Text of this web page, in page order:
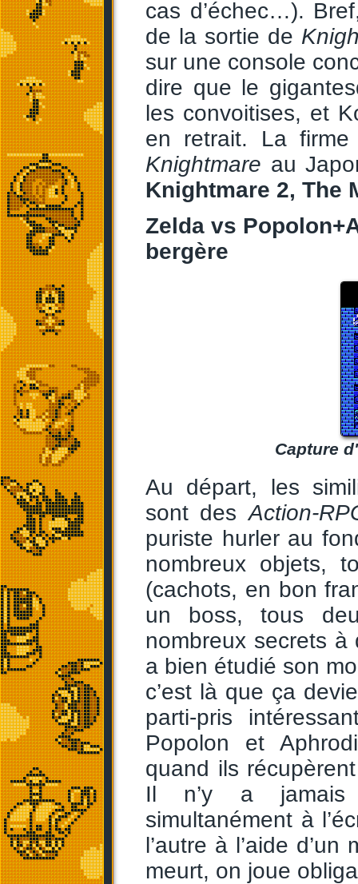
cas d’échec…).
de la sortie de
sur une console
dire que le
les convoitises, et
en retrait. La firme
Knightmare au
Knightmare 2, The
Zelda vs
bergère
Capture
Au départ, les
sont desAction-
puriste hurler au
nombreux objets,
(cachots, en bon
un boss, tous
nombreux secrets
a bien étudié son
c’est là que ça
parti-pris
Popolon et
quand ils
Il n’y a jamais
simultanément à
l’autre à l’aide
meurt, on joue